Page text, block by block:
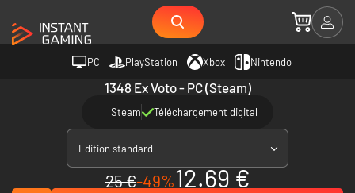
PC PlayStation Xbox Nintendo
1348 Ex Voto - PC (Steam)
Steam Téléchargement digital
Edition standard
25 €-49%12.69 €